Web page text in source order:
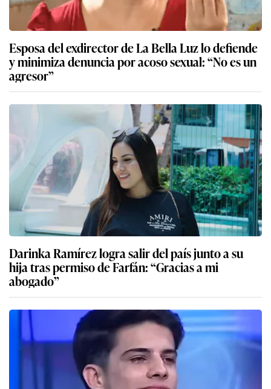
Esposa del exdirector de La Bella Luz lo defiende
y minimiza denuncia por acoso sexual: “No es un
agresor”
Darinka Ramírez logra salir del país junto a su
hija tras permiso de Farfán: “Gracias a mi
abogado”